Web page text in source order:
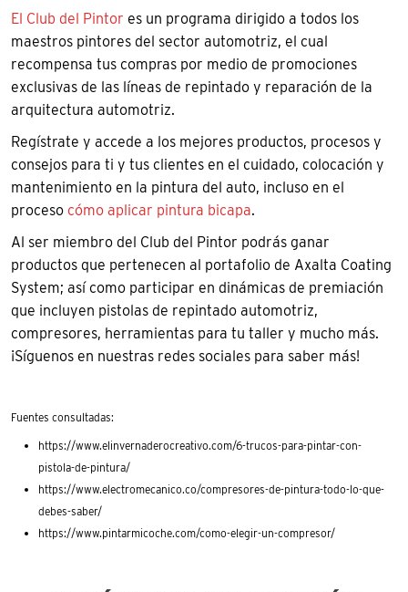
El Club del Pintor es un programa dirigido a todos los
maestros pintores del sector automotriz, el cual
recompensa tus compras por medio de promociones
exclusivas de las líneas de repintado y reparación de la
arquitectura automotriz.
Regístrate y accede a los mejores productos, procesos y
consejos para ti y tus clientes en el cuidado, colocación y
mantenimiento en la pintura del auto, incluso en el
proceso cómo aplicar pintura bicapa.
Al ser miembro del Club del Pintor podrás ganar
productos que pertenecen al portafolio de Axalta Coating
System; así como participar en dinámicas de premiación
que incluyen pistolas de repintado automotriz,
compresores, herramientas para tu taller y mucho más.
¡Síguenos en nuestras redes sociales para saber más!
Fuentes consultadas:
https://www.elinvernaderocreativo.com/6-trucos-para-pintar-con-
pistola-de-pintura/
https://www.electromecanico.co/compresores-de-pintura-todo-lo-que-
debes-saber/
https://www.pintarmicoche.com/como-elegir-un-compresor/